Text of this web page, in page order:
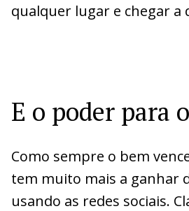
qualquer lugar e chegar a
E o poder para
Como sempre o bem
tem muito mais a ganhar
usando as redes sociais.